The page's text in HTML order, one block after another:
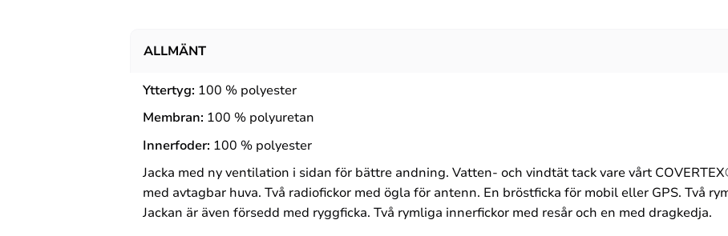
ALLMÄNT
Yttertyg: 100 % polyester
Membran: 100 % polyuretan
Innerfoder: 100 % polyester
Jacka med ny ventilation i sidan för bättre andning. Vatten- och vindtät tack vare vårt
med avtagbar huva. Två radiofickor med ögla för antenn. En bröstficka för mobil eller GPS. Två
Jackan är även försedd med ryggficka. Två rymliga innerfickor med resår och en med dragkedja.